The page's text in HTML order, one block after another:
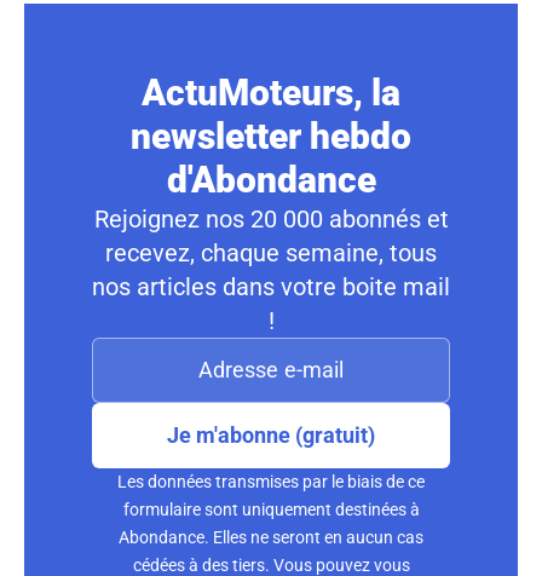
ActuMoteurs, la
newsletter hebdo
d'Abondance
Rejoignez nos 20 000 abonnés et
recevez, chaque semaine, tous
nos articles dans votre boite mail
!
Je m'abonne (gratuit)
Les données transmises par le biais de ce
formulaire sont uniquement destinées à
Abondance. Elles ne seront en aucun cas
cédées à des tiers. Vous pouvez vous